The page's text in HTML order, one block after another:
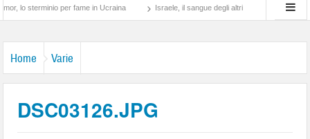
per fame in Ucraina Israele, il sangue degli altri Lotta di classe… tra
Home Varie
DSC03126.JPG